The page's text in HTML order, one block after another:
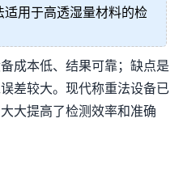
用于高透湿量材料的检
成本低、结果可靠；缺点是
差较大。现代称重法设备已
大提高了检测效率和准确